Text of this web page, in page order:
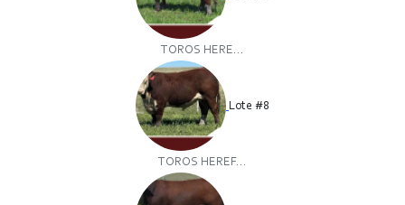
TOROS HERE...
Lote #8
TOROS HEREF...